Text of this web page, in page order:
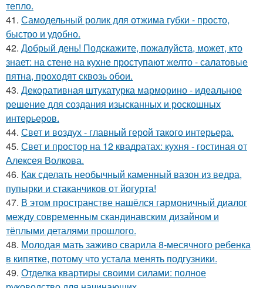
тепло.
41. Самодельный ролик для отжима губки - просто,
быстро и удобно.
42. Добрый день! Подскажите, пожалуйста, может, кто
знает: на стене на кухне проступают желто - салатовые
пятна, проходят сквозь обои.
43. Декоративная штукатурка марморино - идеальное
решение для создания изысканных и роскошных
интерьеров.
44. Свет и воздух - главный герой такого интерьера.
45. Свет и простор на 12 квадратах: кухня - гостиная от
Алексея Волкова.
46. Как сделать необычный каменный вазон из ведра,
пупырки и стаканчиков от йогурта!
47. В этом пространстве нашёлся гармоничный диалог
между современным скандинавским дизайном и
тёплыми деталями прошлого.
48. Молодая мать заживо сварила 8-месячного ребенка
в кипятке, потому что устала менять подгузники.
49. Отделка квартиры своими силами: полное